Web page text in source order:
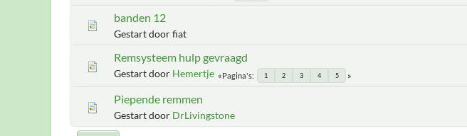
banden 12
Gestart door fiat
Remsysteem hulp gevraagd
Gestart door Hemertje Pagina's 1 2 3 4 5
Piepende remmen
Gestart door DrLivingstone